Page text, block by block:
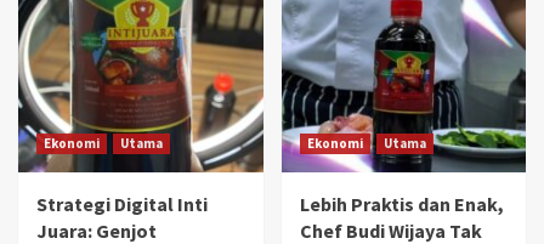
Ekonomi Utama
Strategi Digital Inti
Juara: Genjot
Ekonomi Utama
Lebih Praktis dan Enak,
Chef Budi Wijaya Tak